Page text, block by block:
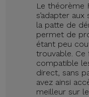
Le théorème
s’adapter aux
la patte de
permet de
étant peu
trouvable.
compatible
direct, sans
avez ainsi
meilleur sur